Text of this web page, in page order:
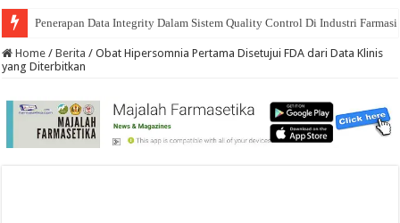
Penerapan Data Integrity Dalam Sistem Quality Control Di Industri Farmasi
Home / Berita / Obat Hipersomnia Pertama Disetujui FDA dari Data Klinis
yang Diterbitkan